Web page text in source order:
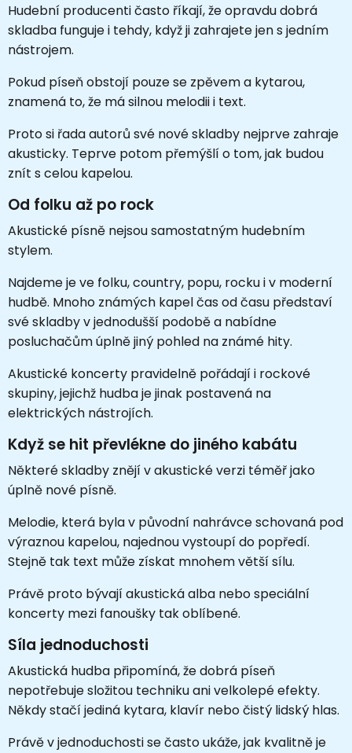
Hudební producenti často říkají, že opravdu dobrá
skladba funguje i tehdy, když ji zahrajete jen s jedním
nástrojem.
Pokud píseň obstojí pouze se zpěvem a kytarou,
znamená to, že má silnou melodii i text.
Proto si řada autorů své nové skladby nejprve zahraje
akusticky. Teprve potom přemýšlí o tom, jak budou
znít s celou kapelou.
Od folku až po rock
Akustické písně nejsou samostatným hudebním
stylem.
Najdeme je ve folku, country, popu, rocku i v moderní
hudbě. Mnoho známých kapel čas od času představí
své skladby v jednodušší podobě a nabídne
posluchačům úplně jiný pohled na známé hity.
Akustické koncerty pravidelně pořádají i rockové
skupiny, jejichž hudba je jinak postavená na
elektrických nástrojích.
Když se hit převlékne do jiného kabátu
Některé skladby znějí v akustické verzi téměř jako
úplně nové písně.
Melodie, která byla v původní nahrávce schovaná pod
výraznou kapelou, najednou vystoupí do popředí.
Stejně tak text může získat mnohem větší sílu.
Právě proto bývají akustická alba nebo speciální
koncerty mezi fanoušky tak oblíbené.
Síla jednoduchosti
Akustická hudba připomíná, že dobrá píseň
nepotřebuje složitou techniku ani velkolepé efekty.
Někdy stačí jediná kytara, klavír nebo čistý lidský hlas.
Právě v jednoduchosti se často ukáže, jak kvalitně je